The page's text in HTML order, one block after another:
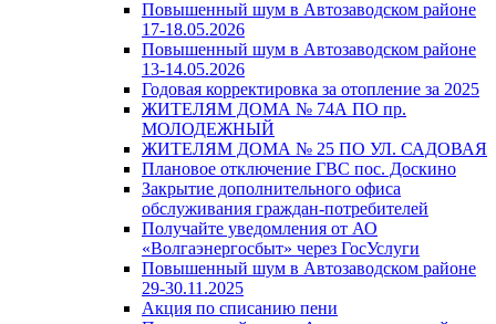
Повышенный шум в Автозаводском районе
17-18.05.2026
Повышенный шум в Автозаводском районе
13-14.05.2026
Годовая корректировка за отопление за 2025
ЖИТЕЛЯМ ДОМА № 74А ПО пр.
МОЛОДЕЖНЫЙ
ЖИТЕЛЯМ ДОМА № 25 ПО УЛ. САДОВАЯ
Плановое отключение ГВС пос. Доскино
Закрытие дополнительного офиса
обслуживания граждан-потребителей
Получайте уведомления от АО
«Волгаэнергосбыт» через ГосУслуги
Повышенный шум в Автозаводском районе
29-30.11.2025
Акция по списанию пени